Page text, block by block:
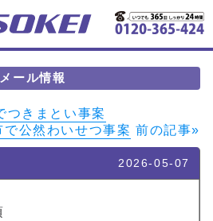
ール情報
つきまとい事案
で公然わいせつ事案 前の記事»
2026-05-07